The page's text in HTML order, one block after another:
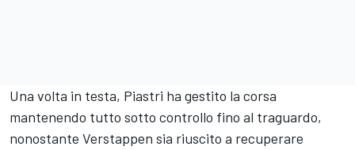
Una volta in testa, Piastri ha gestito la corsa
mantenendo tutto sotto controllo fino al traguardo,
nonostante Verstappen sia riuscito a recuperare